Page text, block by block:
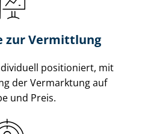
zur Vermittlung
positioniert, mit
der Vermarktung auf
und Preis.